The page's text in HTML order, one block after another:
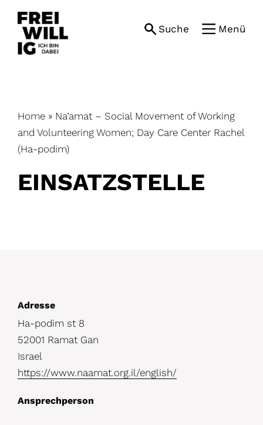
content
Suche Menü
Home » Na’amat – Social Movement of Working
and Volunteering Women; Day Care Center Rachel
(Ha-podim)
EINSATZ­STELLE
D
e
t
a
l
Adresse
Ha-podim st 8
52001 Ramat Gan
Israel
https://www.naamat.org.il/english/
Ansprechperson